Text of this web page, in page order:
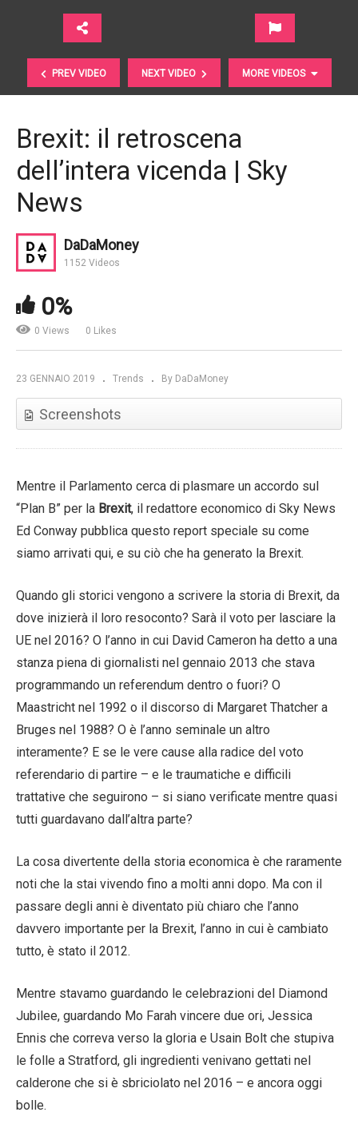
PREV VIDEO NEXT VIDEO MORE VIDEOS
Futuro. Come sarà? Il Global Forum di TEH
Brexit: il retroscena
dell’intera vicenda | Sky
News
DaDaMoney
1152 Videos
0%
0 Views 0 Likes
23 GENNAIO 2019 Trends By DaDaMoney
Screenshots
Mentre il Parlamento cerca di plasmare un accordo sul
“Plan B” per la Brexit, il redattore economico di Sky News
Ed Conway pubblica questo report speciale su come
siamo arrivati qui, e su ciò che ha generato la Brexit.
Quando gli storici vengono a scrivere la storia di Brexit, da
dove inizierà il loro resoconto? Sarà il voto per lasciare la
UE nel 2016? O l’anno in cui David Cameron ha detto a una
stanza piena di giornalisti nel gennaio 2013 che stava
programmando un referendum dentro o fuori? O
Maastricht nel 1992 o il discorso di Margaret Thatcher a
Bruges nel 1988? O è l’anno seminale un altro
interamente? E se le vere cause alla radice del voto
referendario di partire – e le traumatiche e difficili
trattative che seguirono – si siano verificate mentre quasi
tutti guardavano dall’altra parte?
La cosa divertente della storia economica è che raramente
noti che la stai vivendo fino a molti anni dopo. Ma con il
passare degli anni è diventato più chiaro che l’anno
davvero importante per la Brexit, l’anno in cui è cambiato
tutto, è stato il 2012.
Mentre stavamo guardando le celebrazioni del Diamond
Jubilee, guardando Mo Farah vincere due ori, Jessica
Ennis che correva verso la gloria e Usain Bolt che stupiva
le folle a Stratford, gli ingredienti venivano gettati nel
calderone che si è sbriciolato nel 2016 – e ancora oggi
bolle.